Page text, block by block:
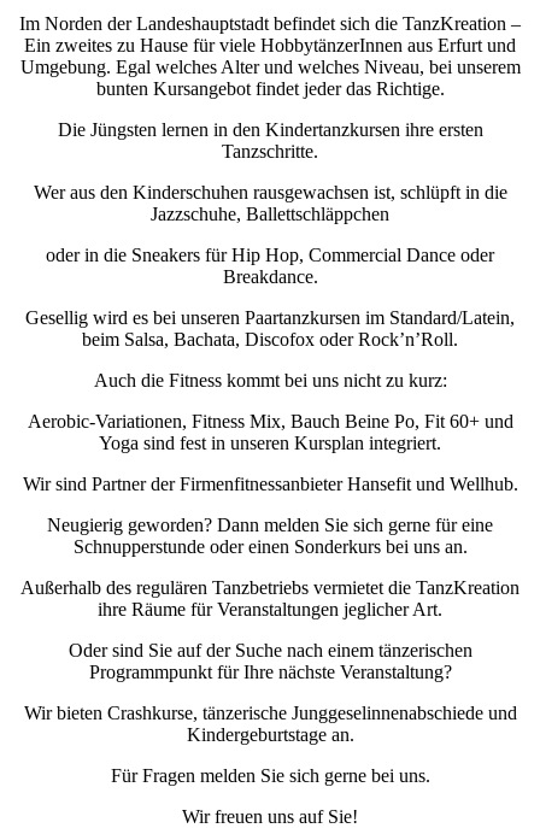
Im Norden der Landeshauptstadt befindet sich die TanzKreation –
Ein zweites zu Hause für viele HobbytänzerInnen aus Erfurt und
Umgebung. Egal welches Alter und welches Niveau, bei unserem
bunten Kursangebot findet jeder das Richtige.
Die Jüngsten lernen in den Kindertanzkursen ihre ersten
Tanzschritte.
Wer aus den Kinderschuhen rausgewachsen ist, schlüpft in die
Jazzschuhe, Ballettschläppchen
oder in die Sneakers für Hip Hop, Commercial Dance oder
Breakdance.
Gesellig wird es bei unseren Paartanzkursen im Standard/Latein,
beim Salsa, Bachata, Discofox oder Rock’n’Roll.
Auch die Fitness kommt bei uns nicht zu kurz:
Aerobic-Variationen, Fitness Mix, Bauch Beine Po, Fit 60+ und
Yoga sind fest in unseren Kursplan integriert.
Wir sind Partner der Firmenfitnessanbieter Hansefit und Wellhub.
Neugierig geworden? Dann melden Sie sich gerne für eine
Schnupperstunde oder einen Sonderkurs bei uns an.
Außerhalb des regulären Tanzbetriebs vermietet die TanzKreation
ihre Räume für Veranstaltungen jeglicher Art.
Oder sind Sie auf der Suche nach einem tänzerischen
Programmpunkt für Ihre nächste Veranstaltung?
Wir bieten Crashkurse, tänzerische Junggeselinnenabschiede und
Kindergeburtstage an.
Für Fragen melden Sie sich gerne bei uns.
Wir freuen uns auf Sie!